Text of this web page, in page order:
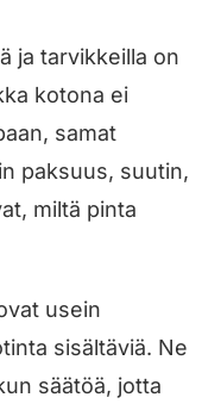
ja tarvikkeilla on
kotona ei
samat
paksuus, suutin,
miltä pinta
usein
sisältäviä. Ne
säätöä, jotta